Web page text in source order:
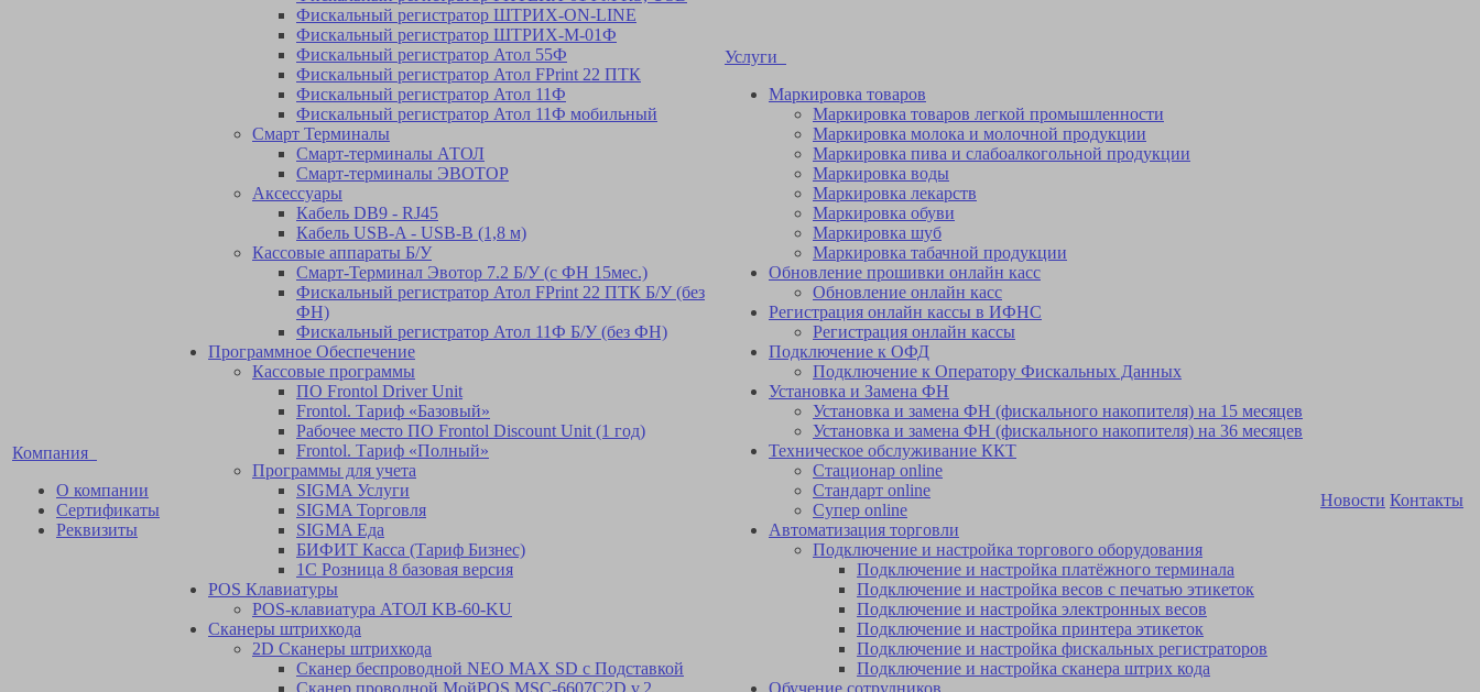
Компания
О компании
Сертификаты
Реквизиты
Фискальный регистратор ШТРИХ-ON-LINE
Фискальный регистратор ШТРИХ-М-01Ф
Фискальный регистратор Атол 55Ф
Фискальный регистратор Атол FPrint 22 ПТК
Фискальный регистратор Атол 11Ф
Фискальный регистратор Атол 11Ф мобильный
Смарт Терминалы
Смарт-терминалы АТОЛ
Смарт-терминалы ЭВОТОР
Аксессуары
Кабель DB9 - RJ45
Кабель USB-A - USB-B (1,8 м)
Кассовые аппараты Б/У
Смарт-Терминал Эвотор 7.2 Б/У (с ФН 15мес.)
Фискальный регистратор Атол FPrint 22 ПТК Б/У (без
ФН)
Фискальный регистратор Атол 11Ф Б/У (без ФН)
Программное Обеспечение
Кассовые программы
ПО Frontol Driver Unit
Frontol. Тариф «Базовый»
Рабочее место ПО Frontol Discount Unit (1 год)
Frontol. Тариф «Полный»
Программы для учета
SIGMA Услуги
SIGMA Торговля
SIGMA Еда
БИФИТ Касса (Тариф Бизнес)
1С Розница 8 базовая версия
POS Клавиатуры
POS-клавиатура АТОЛ KB-60-KU
Сканеры штрихкода
2D Сканеры штрихкода
Сканер беспроводной NEO MAX SD с Подставкой
Cканер проводной МойPOS MSC-6607C2D v.2
Услуги
Маркировка товаров
Маркировка товаров легкой промышленности
Маркировка молока и молочной продукции
Маркировка пива и слабоалкогольной продукции
Маркировка воды
Маркировка лекарств
Маркировка обуви
Маркировка шуб
Маркировка табачной продукции
Обновление прошивки онлайн касс
Обновление онлайн касс
Регистрация онлайн кассы в ИФНС
Регистрация онлайн кассы
Подключение к ОФД
Подключение к Оператору Фискальных Данных
Установка и Замена ФН
Установка и замена ФН (фискального накопителя) на 15 месяцев
Установка и замена ФН (фискального накопителя) на 36 месяцев
Техническое обслуживание ККТ
Стационар online
Стандарт online
Супер online
Автоматизация торговли
Подключение и настройка торгового оборудования
Подключение и настройка платёжного терминала
Подключение и настройка весов с печатью этикеток
Подключение и настройка электронных весов
Подключение и настройка принтера этикеток
Подключение и настройка фискальных регистраторов
Подключение и настройка сканера штрих кода
Обучение сотрудников
Новости Контакты